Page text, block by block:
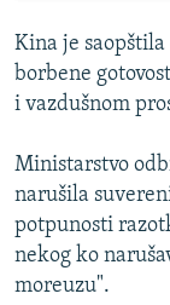
Kina je
borbene
i vazdušnom
Ministarstvo
narušila
potpunosti
nekog ko
moreuzu".